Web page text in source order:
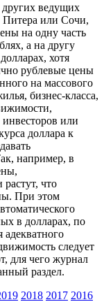
ведущих
Питера или Сочи,
на одну часть
а на другу
хотя
рублевые цены
на массового
бизнес-класса,
инвесторов или
доллара к
например, в
что
При этом
в долларах, по
следует
для чего журнал
раздел.
2018 2017 2016